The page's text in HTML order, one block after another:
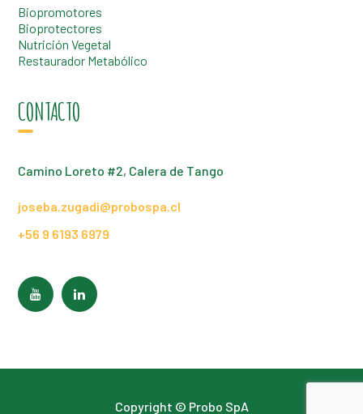
Biopromotores
Bioprotectores
Nutrición Vegetal
Restaurador Metabólico
CONTACTO
Camino Loreto #2, Calera de Tango
joseba.zugadi@probospa.cl
+56 9 6193 6979
Copyright © Probo SpA